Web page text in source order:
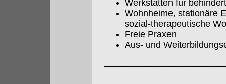
Werkstätten für
Wohnheime, stationäre
sozial-therapeutische
Freie Praxen
Aus- und